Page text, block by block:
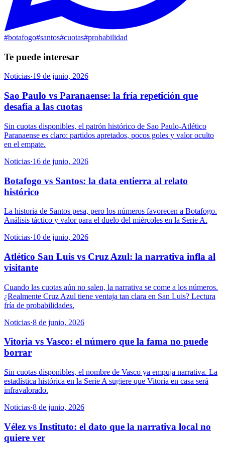
#botafogo#santos#cuotas#probabilidad
Te puede interesar
Noticias·19 de junio, 2026
Sao Paulo vs Paranaense: la fría repetición que
desafía a las cuotas
Sin cuotas disponibles, el patrón histórico de Sao Paulo-Atlético
Paranaense es claro: partidos apretados, pocos goles y valor oculto
en el empate.
Noticias·16 de junio, 2026
Botafogo vs Santos: la data entierra al relato
histórico
La historia de Santos pesa, pero los números favorecen a Botafogo.
Análisis táctico y valor para el duelo del miércoles en la Serie A.
Noticias·10 de junio, 2026
Atlético San Luis vs Cruz Azul: la narrativa infla al
visitante
Cuando las cuotas aún no salen, la narrativa se come a los números.
¿Realmente Cruz Azul tiene ventaja tan clara en San Luis? Lectura
fría de probabilidades.
Noticias·8 de junio, 2026
Vitoria vs Vasco: el número que la fama no puede
borrar
Sin cuotas disponibles, el nombre de Vasco ya empuja narrativa. La
estadística histórica en la Serie A sugiere que Vitoria en casa será
infravalorado.
Noticias·8 de junio, 2026
Vélez vs Instituto: el dato que la narrativa local no
quiere ver